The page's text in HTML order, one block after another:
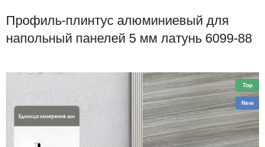
Профиль-плинтус алюминиевый для
напольный панелей 5 мм латунь 6099-88
Top
New